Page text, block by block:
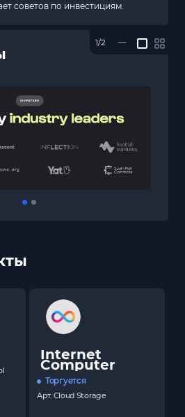
советов по инвестициям.
1/2 —
Internet
Computer
Торгуется
Арт. Cloud Storage